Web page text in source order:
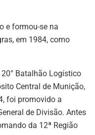
e formou-se na
em 1984, como
Batalhão Logístico
Central de Munição,
foi promovido a
de Divisão. Antes
da 12ª Região